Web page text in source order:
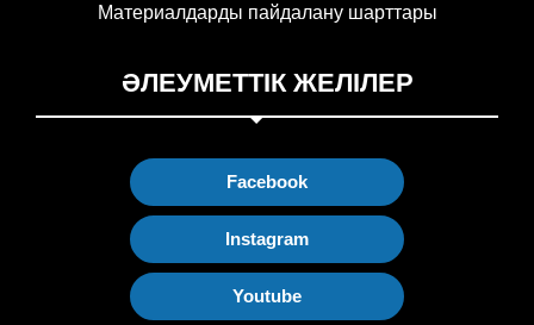
Материалдарды пайдалану шарттары
ӘЛЕУМЕТТІК ЖЕЛІЛЕР
Facebook
Instagram
Youtube